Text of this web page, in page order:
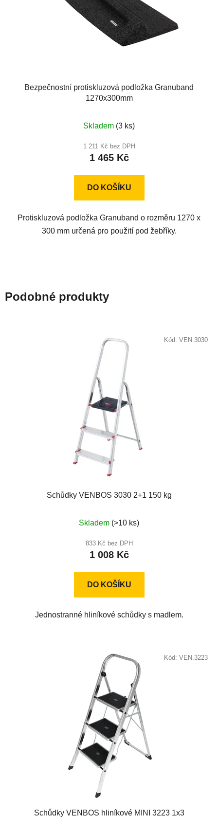
Bezpečnostní protiskluzová podložka Granuband
1270x300mm
Skladem (3 ks)
1 211 Kč bez DPH
1 465 Kč
DO KOŠÍKU
Protiskluzová podložka Granuband o rozměru 1270 x
300 mm určená pro použití pod žebříky.
Podobné produkty
Schůdky VENBOS 3030 2+1 150 kg
hodnocení
produktu
je
z
Skladem (>10 ks)
833 Kč bez DPH
1 008 Kč
DO KOŠÍKU
Jednostranné hliníkové schůdky s madlem.
Kód: VEN.3030
Schůdky VENBOS hliníkové MINI 3223 1x3
Kód: VEN.3223